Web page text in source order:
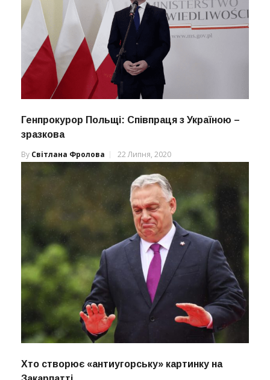
Генпрокурор Польщі: Співпраця з Україною –
зразкова
By Світлана Фролова 22 Липня, 2020
Хто створює «антиугорську» картинку на